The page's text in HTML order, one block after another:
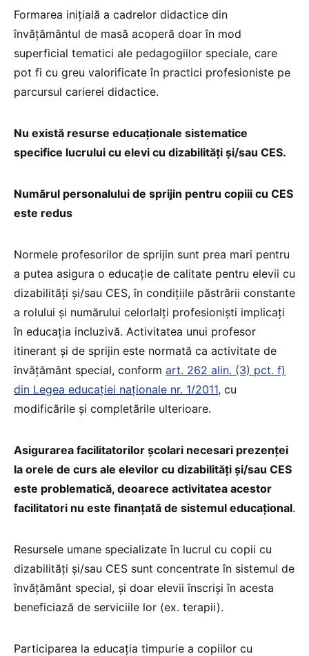
Formarea inițială a cadrelor didactice din
învățământul de masă acoperă doar în mod
superficial tematici ale pedagogiilor speciale, care
pot fi cu greu valorificate în practici profesioniste pe
parcursul carierei didactice.
Nu există resurse educaționale sistematice
specifice lucrului cu elevi cu dizabilități și/sau CES.
Numărul personalului de sprijin pentru copiii cu CES
este redus
Normele profesorilor de sprijin sunt prea mari pentru
a putea asigura o educație de calitate pentru elevii cu
dizabilități și/sau CES, în condițiile păstrării constante
a rolului și numărului celorlalți profesioniști implicați
în educația incluzivă. Activitatea unui profesor
itinerant și de sprijin este normată ca activitate de
învățământ special, conform art. 262 alin. (3) pct. f)
din Legea educației naționale nr. 1/2011, cu
modificările și completările ulterioare.
Asigurarea facilitatorilor școlari necesari prezenței
la orele de curs ale elevilor cu dizabilități și/sau CES
este problematică, deoarece activitatea acestor
facilitatori nu este finanțată de sistemul educațional.
Resursele umane specializate în lucrul cu copii cu
dizabilități și/sau CES sunt concentrate în sistemul de
învățământ special, și doar elevii înscriși în acesta
beneficiază de serviciile lor (ex. terapii).
Participarea la educația timpurie a copiilor cu